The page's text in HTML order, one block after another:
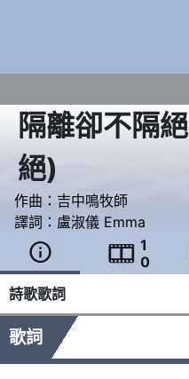
隔離卻不隔絕
絕)
作曲： 吉中鳴牧師
譯詞： 盧淑儀 Emma
  1
0
詩歌歌詞
歌詞